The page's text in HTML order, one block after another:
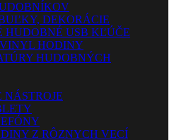
DEKORÁCIE
HUDOBNÉ USB KĽÚČE
HODINY
HUDOBNÝCH
Z RÔZNYCH VECÍ